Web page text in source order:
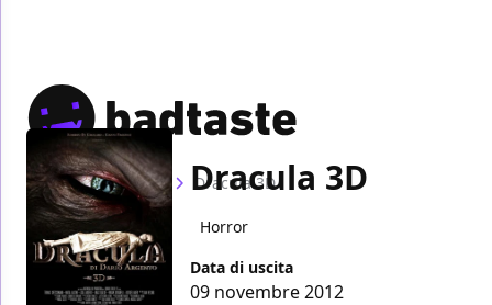
Home Film Dracula 3D
Dracula 3D
Horror
Data di uscita
09 novembre 2012